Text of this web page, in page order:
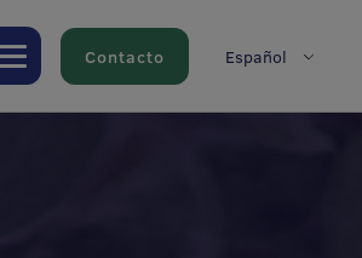
Contacto Español